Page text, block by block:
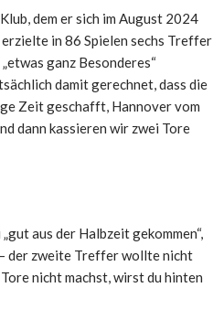
dem er sich im August 2024
in 86 Spielen sechs Treffer
ganz Besonderes“
damit gerechnet, dass die
Zeit geschafft, Hannover vom
dann kassieren wir zwei Tore
aus der Halbzeit gekommen“,
– der zweite Treffer wollte nicht
nicht machst, wirst du hinten